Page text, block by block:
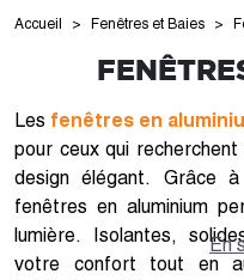
Accueil Fenêtres et Baies
Les fenêtres en
pour ceux qui
design élégant. Grâce
fenêtres en aluminium
lumière. Isolantes,
votre confort tout en
En